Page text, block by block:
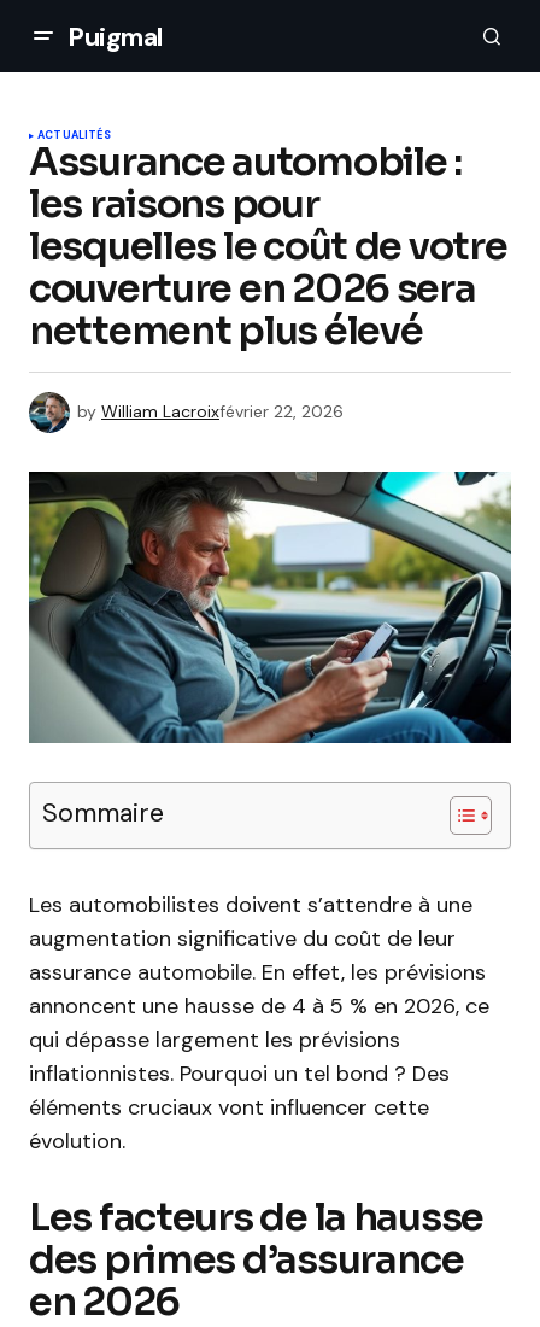
Puigmal
ACTUALITÉS
Assurance automobile :
les raisons pour
lesquelles le coût de votre
couverture en 2026 sera
nettement plus élevé
by William Lacroixfévrier 22, 2026
Sommaire
Les automobilistes doivent s’attendre à une
augmentation significative du coût de leur
assurance automobile. En effet, les prévisions
annoncent une hausse de 4 à 5 % en 2026, ce
qui dépasse largement les prévisions
inflationnistes. Pourquoi un tel bond ? Des
éléments cruciaux vont influencer cette
évolution.
Les facteurs de la hausse
des primes d’assurance
en 2026